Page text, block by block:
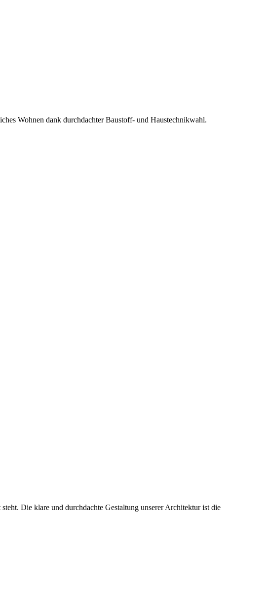
Wohnen dank durchdachter Baustoff- und Haustechnikwahl.
Die klare und durchdachte Gestaltung unserer Architektur ist die